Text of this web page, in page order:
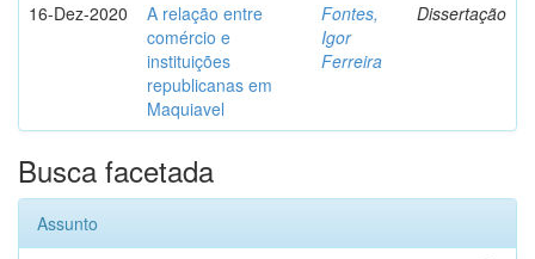
16-Dez-2020
A relação entre
comércio e
instituições
republicanas em
Maquiavel
Fontes,
Igor
Ferreira
Dissertação
Busca facetada
Assunto